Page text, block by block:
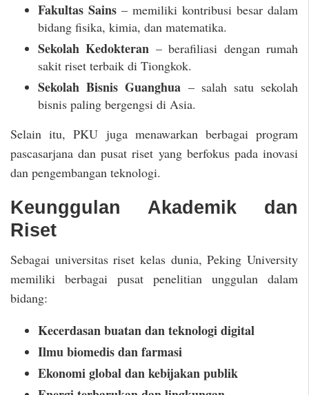
Fakultas Sains – memiliki kontribusi besar dalam
bidang fisika, kimia, dan matematika.
Sekolah Kedokteran – berafiliasi dengan rumah
sakit riset terbaik di Tiongkok.
Sekolah Bisnis Guanghua – salah satu sekolah
bisnis paling bergengsi di Asia.
Selain itu, PKU juga menawarkan berbagai program
pascasarjana dan pusat riset yang berfokus pada inovasi
dan pengembangan teknologi.
Keunggulan Akademik dan
Riset
Sebagai universitas riset kelas dunia, Peking University
memiliki berbagai pusat penelitian unggulan dalam
bidang:
Kecerdasan buatan dan teknologi digital
Ilmu biomedis dan farmasi
Ekonomi global dan kebijakan publik